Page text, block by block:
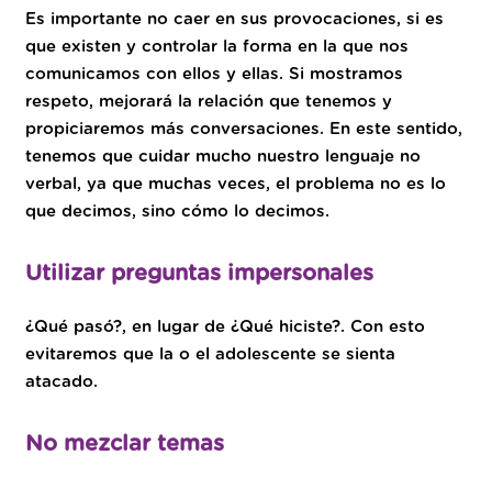
Es importante no caer en sus provocaciones, si es
que existen y controlar la forma en la que nos
comunicamos con ellos y ellas. Si mostramos
respeto, mejorará la relación que tenemos y
propiciaremos más conversaciones. En este sentido,
tenemos que cuidar mucho nuestro lenguaje no
verbal, ya que muchas veces, el problema no es lo
que decimos, sino cómo lo decimos.
Utilizar preguntas impersonales
¿Qué pasó?, en lugar de ¿Qué hiciste?. Con esto
evitaremos que la o el adolescente se sienta
atacado.
No mezclar temas